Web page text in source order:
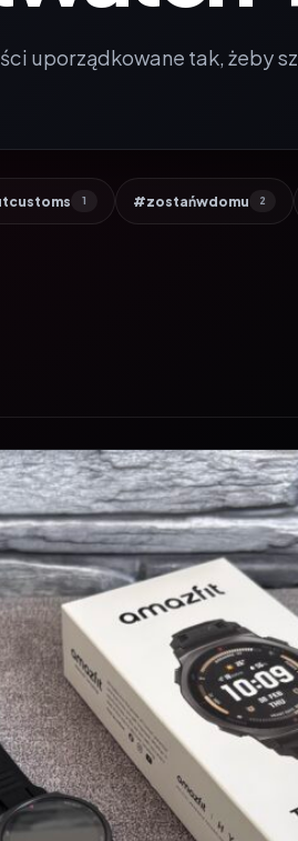
uporządkowane tak, żeby
1 #zostańwdomu 2